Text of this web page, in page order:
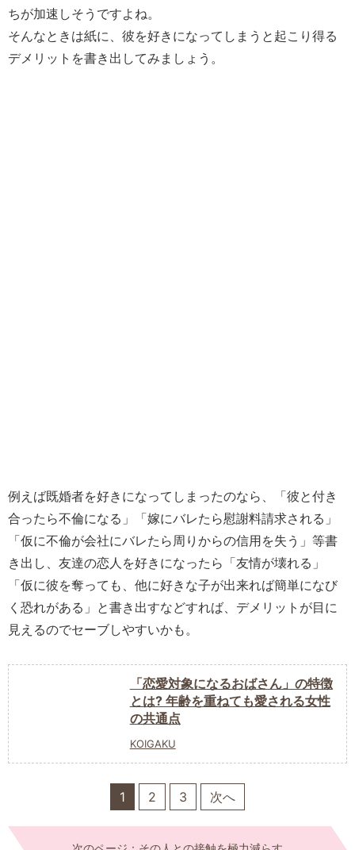
ちが加速しそうですよね。
そんなときは紙に、彼を好きになってしまうと起こり得る
デメリットを書き出してみましょう。
例えば既婚者を好きになってしまったのなら、「彼と付き
合ったら不倫になる」「嫁にバレたら慰謝料請求される」
「仮に不倫が会社にバレたら周りからの信用を失う」等書
き出し、友達の恋人を好きになったら「友情が壊れる」
「仮に彼を奪っても、他に好きな子が出来れば簡単になび
く恐れがある」と書き出すなどすれば、デメリットが目に
見えるのでセーブしやすいかも。
「恋愛対象になるおばさん」の特徴
とは? 年齢を重ねても愛される女性
の共通点
KOIGAKU
1 2 3 次へ